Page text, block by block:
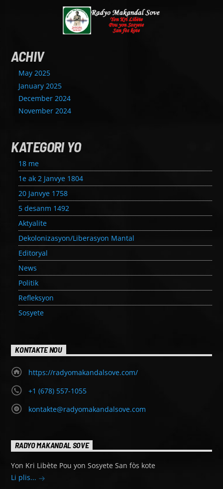
ACHIV
May 2025
January 2025
December 2024
November 2024
KATEGORI YO
18 me
1e ak 2 Janvye 1804
20 Janvye 1758
5 desanm 1492
Aktyalite
Dekolonizasyon/Liberasyon Mantal
Editoryal
News
Politik
Refleksyon
Sosyete
KONTAKTE NOU
https://radyomakandalsove.com/
+1 (678) 557-1055
kontakte@radyomakandalsove.com
RADYO MAKANDAL SOVE
Yon Kri Libète Pou yon Sosyete San fòs kote
Li plis...